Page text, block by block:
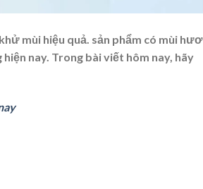
mùi hiệu quả. sản phẩm có mùi
nay. Trong bài viết hôm nay, hãy